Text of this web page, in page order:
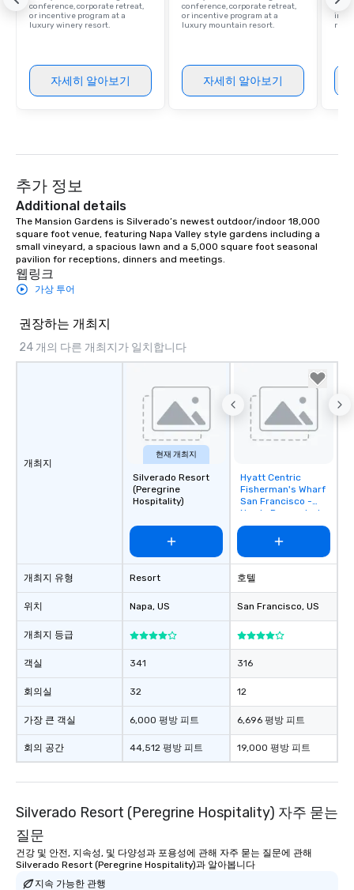
conference, corporate retreat,
or incentive program at a
luxury winery resort.
자세히 알아보기
conference, corporate retreat,
or incentive program at a
luxury mountain resort.
자세히 알아보기
추가 정보
Additional details
The Mansion Gardens is Silverado’s newest outdoor/indoor 18,000
square foot venue, featuring Napa Valley style gardens including a
small vineyard, a spacious lawn and a 5,000 square foot seasonal
pavilion for receptions, dinners and meetings.
웹링크
가상 투어
권장하는 개최지
24 개의 다른 개최지가 일치합니다
개최지
개최지 유형
위치
개최지 등급
객실
회의실
가장 큰 객실
회의 공간
현재 개최지
Silverado Resort
(Peregrine
Hospitality)
Resort
Napa, US
341
32
6,000 평방 피트
44,512 평방 피트
Removed from
favorites
Hyatt Centric
Fisherman's Wharf
San Francisco -
Newly Renovated
호텔
San Francisco, US
316
12
6,696 평방 피트
19,000 평방 피트
Silverado Resort (Peregrine Hospitality) 자주 묻는
질문
건강 및 안전, 지속성, 및 다양성과 포용성에 관해 자주 묻는 질문에 관해
Silverado Resort (Peregrine Hospitality)과 알아봅니다
지속 가능한 관행